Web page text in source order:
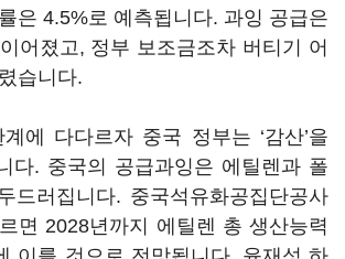
은 4.5%로 예측됩니다. 과잉 공급은
어졌고, 정부 보조금조차 버티기 어
습니다.
에 다다르자 중국 정부는 ‘감산’을
다. 중국의 공급과잉은 에틸렌과 폴
드러집니다. 중국석유화공집단공사
면 2028년까지 에틸렌 총 생산능력